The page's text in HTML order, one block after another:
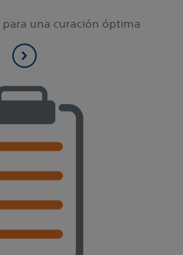
para una curación óptima